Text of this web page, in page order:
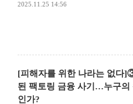
2025.11.25 14:56
[피해자를 위한 나라는 없다
된 팩토링 금융 사기…누구의
인가?